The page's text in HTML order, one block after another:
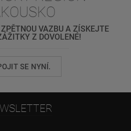
VAZBU A ZÍSKEJTE
Z DOVOLENÉ!
SE NYNÍ.